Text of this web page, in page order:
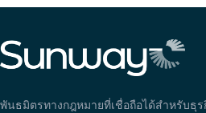
พันธมิตรทางกฎหมายที่เชื่อถือได้สำหรับธุ